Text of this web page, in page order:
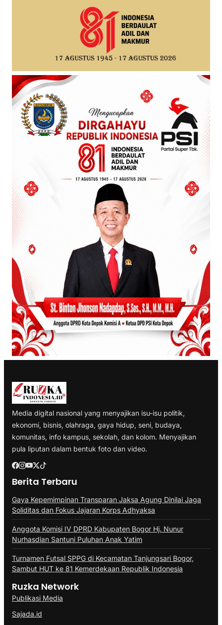
Media digital nasional yang menyajikan isu-isu politik,
ekonomi, bisnis, olahraga, gaya hidup, seni, budaya,
komunitas, info kampus, sekolah, dan kolom. Menyajikan
pula liputan dalam bentuk foto dan video.
Berita Terbaru
Gaya Kepemimpinan Transparan Jaksa Agung Dinilai Jaga
Soliditas dan Fokus Jajaran Korps Adhyaksa
Anggota Komisi IV DPRD Kabupaten Bogor Hj. Nunur
Nurhasdian Santuni Puluhan Anak Yatim
Turnamen Futsal SPPG di Kecamatan Tanjungsari Bogor,
Sambut HUT ke 81 Kemerdekaan Republik Indonesia
Ruzka Network
Publikasi Media
Sajada.id